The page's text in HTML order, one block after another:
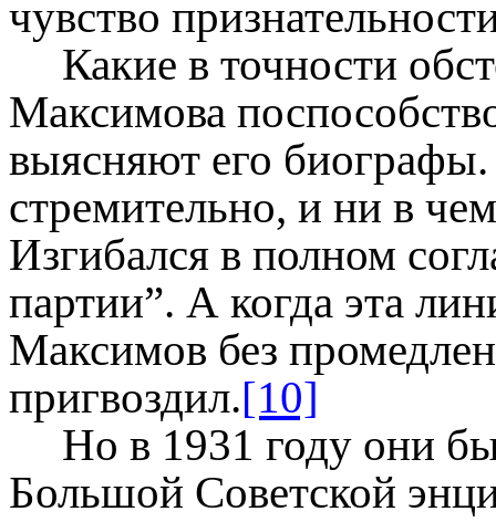
чувство
Какие в точности
Максимова
выясняют его биографы.
стремительно, и ни в
Изгибался в полном
партии”. А когда эта
Максимов без
пригвоздил.[10]
Но в 1931 году они
Большой Советской